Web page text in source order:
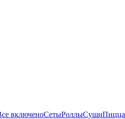
включеноСетыРоллыСушиПицца